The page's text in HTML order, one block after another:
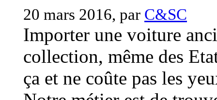
20 mars 2016, par C&SC
Importer une voiture
collection, même des
ça et ne coûte pas les